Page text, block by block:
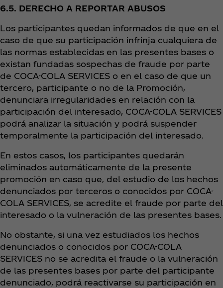
6.5. DERECHO A REPORTAR ABUSOS
Los participantes quedan informados de que en el
caso de que su participación infrinja cualquiera de
las normas establecidas en las presentes bases o
existan fundadas sospechas de fraude por parte
de COCA-COLA SERVICES o en el caso de que un
tercero, participante o no de la Promoción,
denunciara irregularidades en relación con la
participación del interesado, COCA-COLA SERVICES
podrá analizar la situación y podrá suspender
temporalmente la participación del interesado.
En estos casos, los participantes quedarán
eliminados automáticamente de la presente
promoción en caso que, del estudio de los hechos
denunciados por terceros o conocidos por COCA-
COLA SERVICES, se acredite el fraude por parte del
interesado o la vulneración de las presentes bases.
No obstante, si una vez estudiados los hechos
denunciados o conocidos por COCA-COLA
SERVICES no se acredita el fraude o la vulneración
de las presentes bases por parte del participante
denunciado, podrá reactivarse su participación en